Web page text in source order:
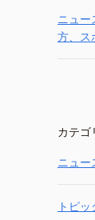
ニュー
方、ス
カテゴ
ニュー
トピッ